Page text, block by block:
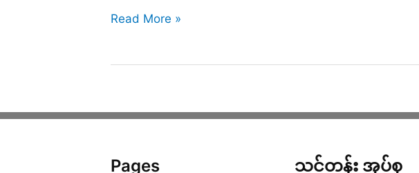
Let’s
Burmese!
Grammar
Reading
Read More »
Pages သင်တန်း အုပ်စု